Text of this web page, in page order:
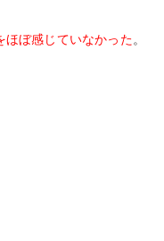
ほぼ感じていなかった。